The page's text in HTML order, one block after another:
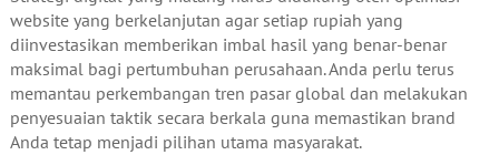
website yang berkelanjutan agar setiap rupiah yang
diinvestasikan memberikan imbal hasil yang benar-benar
maksimal bagi pertumbuhan perusahaan. Anda perlu terus
memantau perkembangan tren pasar global dan melakukan
penyesuaian taktik secara berkala guna memastikan brand
Anda tetap menjadi pilihan utama masyarakat.